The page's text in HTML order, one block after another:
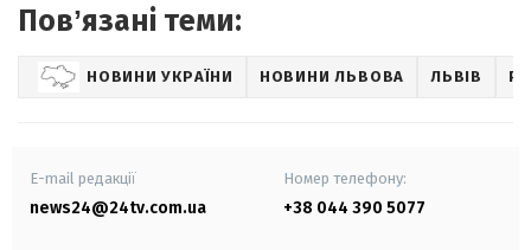
Повʼязані теми:
НОВИНИ УКРАЇНИ НОВИНИ ЛЬВОВА ЛЬВІВ
E-mail редакції
news24@24tv.com.ua
Номер телефону:
+38 044 390 5077